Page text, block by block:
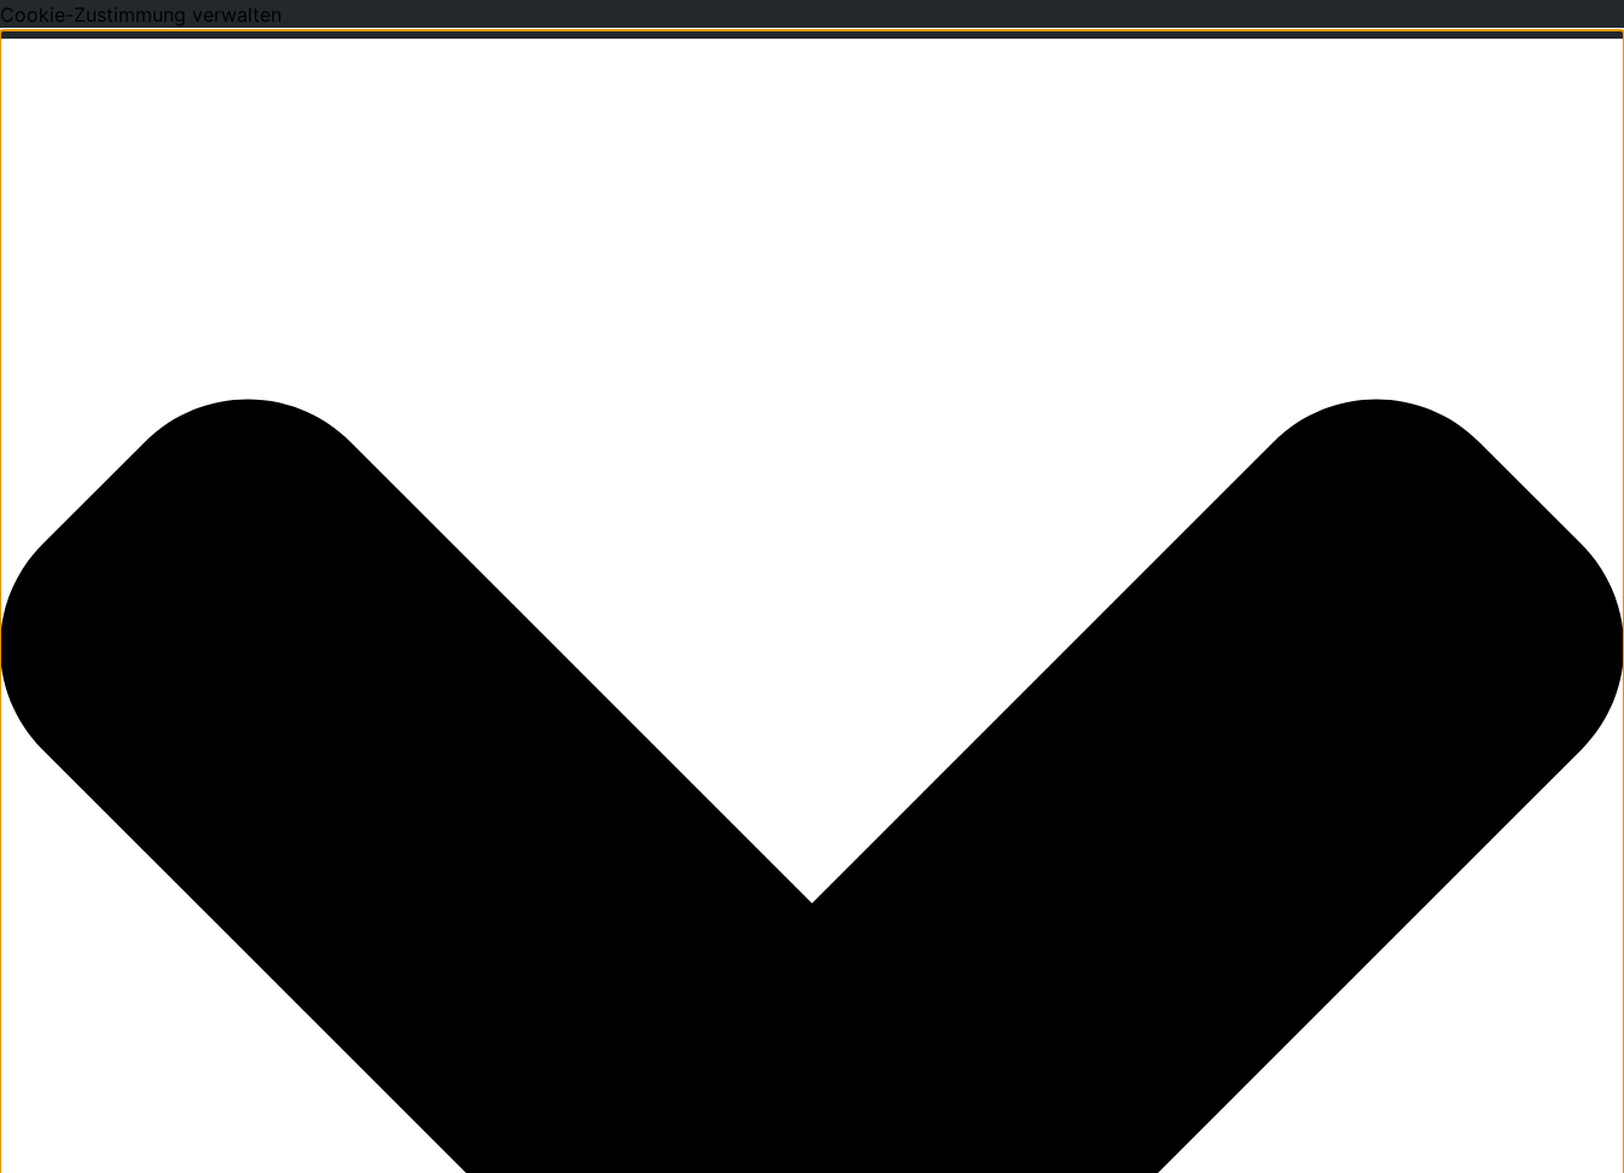
Cookie-Zustimmung verwalten